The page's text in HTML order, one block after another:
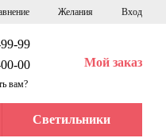
Желания Вход
99
00
вам?
Мой заказ
Светильники